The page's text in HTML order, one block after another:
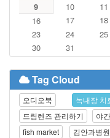
9
10 11
16
17 18
23
24 25
30
31
Tag Cloud
오디오북 녹내장 치
드림렌즈 관리하기
야
fish market
김안과병